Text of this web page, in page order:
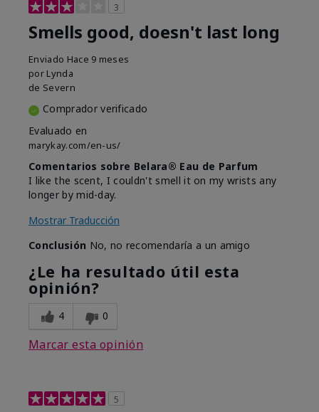
3
Smells good, doesn't last long
Enviado Hace 9 meses
por Lynda
de Severn
Comprador verificado
Evaluado en
marykay.com/en-us/
Comentarios sobre Belara® Eau de Parfum
I like the scent, I couldn't smell it on my wrists any
longer by mid-day.
Mostrar Traducción
Conclusión No, no recomendaría a un amigo
¿Le ha resultado útil esta
opinión?
4 0
Marcar esta opinión
5